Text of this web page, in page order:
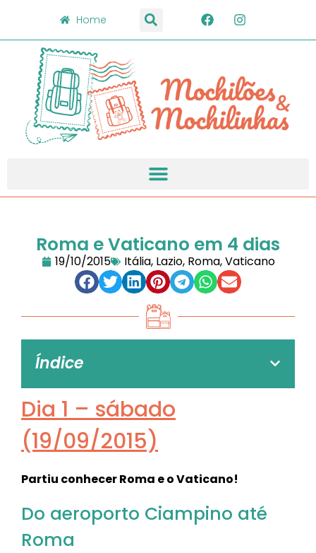
Home
Roma e Vaticano em 4 dias
19/10/2015 Itália, Lazio, Roma,Vaticano
Índice
Dia 1 – sábado
(19/09/2015)
Partiu conhecer Roma e o Vaticano!
Do aeroporto Ciampino até
Roma